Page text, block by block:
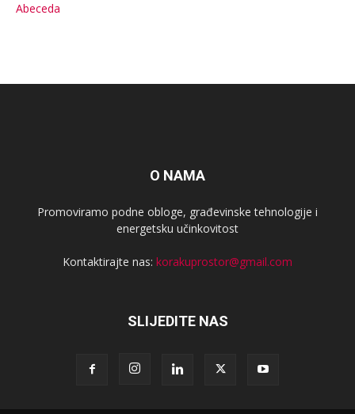
Abeceda
O NAMA
Promoviramo podne obloge, građevinske tehnologije i
energetsku učinkovitost
Kontaktirajte nas: korakuprostor@gmail.com
SLIJEDITE NAS